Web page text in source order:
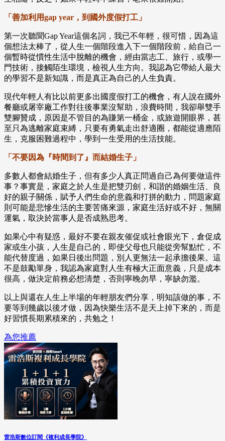
「善加利用gap year，到國外度假打工」
第一次聽聞Gap Year這個名詞，我已不年輕，很可惜，因為這
個想法太棒了，從人生一個階段進入下一個階段前，給自己一
個暫時從慣性生活中脫離的機會，經由當志工、旅行，或學一
門技術，接觸陌生環境，檢視人生方向。我認為它帶給人最大
的學習不是新知識，而是真正為自己的人生負責。
現代年輕人有比以前更多出國度假打工的機會，有人說在國外
餐廳或屠宰廠工作對往後事業沒幫助，浪費時間，我卻舉雙手
雙腳贊成，原因是不管目的為賺第一桶金，或旅遊開眼界，甚
至只為逃離家庭束縛，只要有勇氣走出舒適圈，都能從適應陌
生，克服困難過程中，學到一生受用的生活技能。
「不要因為『時間到了』而結婚生子」
多數人都會結婚生子，但有多少人真正問過自己為何要做這件
事？事實是，家庭之於人生是把雙刃劍，和諧的婚姻生活、良
好的親子關係，賦予人們生命的意義和打拼的動力，問題家庭
則可能是悲慘生活的主要苦痛來源，家庭生活好或不好，無關
運氣，取決於當事人是否成熟思考。
如果心中有疑惑，最好不要在親友催促或社會眼光下，倉促成
家或生小孩，人生是自己的，即使父母也只能從旁幫點忙，不
能代替度過，如果日後出問題，別人更無法一起承擔後果。這
不是鼓勵單身，我認為家庭對人生有極大正面意義，只是成本
很高，做決定前務必想清楚，否則寧晚勿早，寧缺勿濫。
以上與還在人生上半場的年輕朋友們分享，明知該做的事，不
要等到幾歲以後才做，因為快樂生活不是天上掉下來的，而是
好習慣長期累積來的，共勉之！
為您推薦
雷浩斯數位訂閱《複利成長學院》